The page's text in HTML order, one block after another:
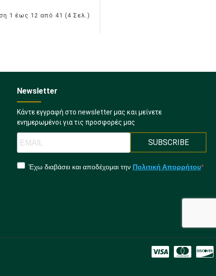
1 έως 12 από 41 (4 Σελ.)
Newsletter
Κάντε εγγραφή στο newsletter μας και μείνετε
ενημερωμένοι για τις προσφορές μας
SUBSCRIBE
Έχω διαβάσει και αποδέχομαι την Πολιτική Απορρήτου